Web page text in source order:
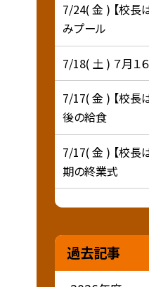
7/24( 金 ) 【校長
みプール
7/18( 土 ) ７月１
7/17( 金 ) 【校長
後の給食
7/17( 金 ) 【校長
期の終業式
過去記事